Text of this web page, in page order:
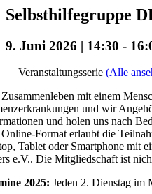
Selbsthilfegruppe
9. Juni 2026 | 14:30 -
Veranstaltungsserie (Alle
mit einem
und wir
und holen uns nach
Format erlaubt die
Tablet oder Smartphone mit
e.V.. Die Mitgliedschaft ist
2025: Jeden 2. Dienstag im